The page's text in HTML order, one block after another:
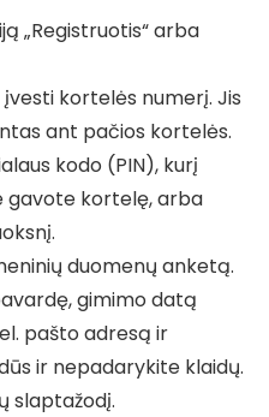
„Registruotis“ arba
kortelės numerį. Jis
ant pačios kortelės.
kodo (PIN), kurį
gavote kortelę, arba
duomenų anketą.
gimimo datą
pašto adresą ir
ir nepadarykite klaidų.
slaptažodį.